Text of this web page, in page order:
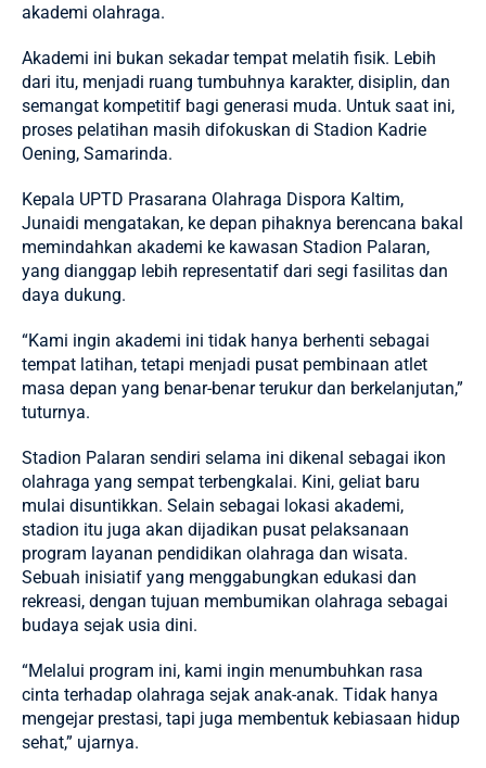
akademi olahraga.
Akademi ini bukan sekadar tempat melatih fisik. Lebih
dari itu, menjadi ruang tumbuhnya karakter, disiplin, dan
semangat kompetitif bagi generasi muda. Untuk saat ini,
proses pelatihan masih difokuskan di Stadion Kadrie
Oening, Samarinda.
Kepala UPTD Prasarana Olahraga Dispora Kaltim,
Junaidi mengatakan, ke depan pihaknya berencana bakal
memindahkan akademi ke kawasan Stadion Palaran,
yang dianggap lebih representatif dari segi fasilitas dan
daya dukung.
“Kami ingin akademi ini tidak hanya berhenti sebagai
tempat latihan, tetapi menjadi pusat pembinaan atlet
masa depan yang benar-benar terukur dan berkelanjutan,”
tuturnya.
Stadion Palaran sendiri selama ini dikenal sebagai ikon
olahraga yang sempat terbengkalai. Kini, geliat baru
mulai disuntikkan. Selain sebagai lokasi akademi,
stadion itu juga akan dijadikan pusat pelaksanaan
program layanan pendidikan olahraga dan wisata.
Sebuah inisiatif yang menggabungkan edukasi dan
rekreasi, dengan tujuan membumikan olahraga sebagai
budaya sejak usia dini.
“Melalui program ini, kami ingin menumbuhkan rasa
cinta terhadap olahraga sejak anak-anak. Tidak hanya
mengejar prestasi, tapi juga membentuk kebiasaan hidup
sehat,” ujarnya.